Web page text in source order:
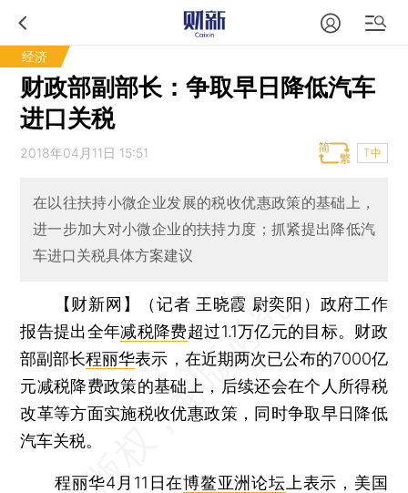
经济
财政部副部长：争取早日降低汽车
进口关税
2018年04月11日 15:51 T中
在以往扶持小微企业发展的税收优惠政策的基础上，
进一步加大对小微企业的扶持力度；抓紧提出降低汽
车进口关税具体方案建议
【财新网】（记者 王晓霞 尉奕阳） 政府工作
报告提出全年减税降费超过1.1万亿元的目标。财政
部副部长程丽华表示，在近期两次已公布的7000亿
元减税降费政策的基础上，后续还会在个人所得税
改革等方面实施税收优惠政策，同时争取早日降低
汽车关税。
程丽华4月11日在博鳌亚洲论坛 上表示，美国